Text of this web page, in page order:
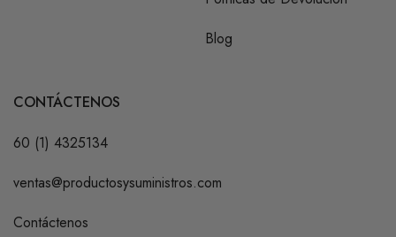
Blog
CONTÁCTENOS
60 (1) 4325134
ventas@productosysuministros.com
Contáctenos